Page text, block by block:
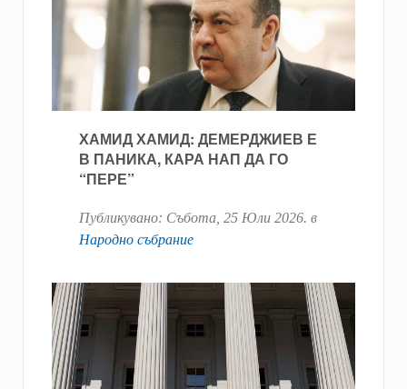
ХАМИД ХАМИД: ДЕМЕРДЖИЕВ Е
В ПАНИКА, КАРА НАП ДА ГО
“ПЕРЕ”
Публикувано: Събота, 25 Юли 2026. в
Народно събрание